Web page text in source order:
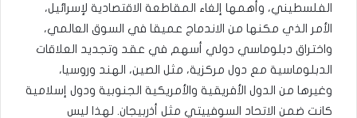
الفلسطيني، وأهمها إلغاء المقاطعة الاقتصادية لإسرائيل،
الأمر الذي مكنها من الاندماج عميقا في السوق العالمي،
واختراق دبلوماسي دولي أسهم في عقد وتجديد العلاقات
الدبلوماسية مع دول مركزية، مثل الصين، الهند وروسيا،
وغيرها من الدول الأفريقية والأمريكية الجنوبية ودول إسلامية
كانت ضمن الاتحاد السوفييتي مثل أذربيجان. لهذا ليس